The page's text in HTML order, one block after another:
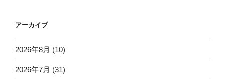
アーカイブ
2026年8月 (10)
2026年7月 (31)